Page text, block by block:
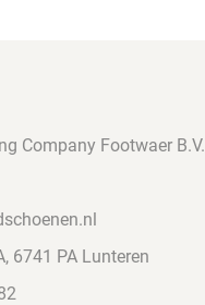
Company Footwaer B.V.
6741 PA Lunteren